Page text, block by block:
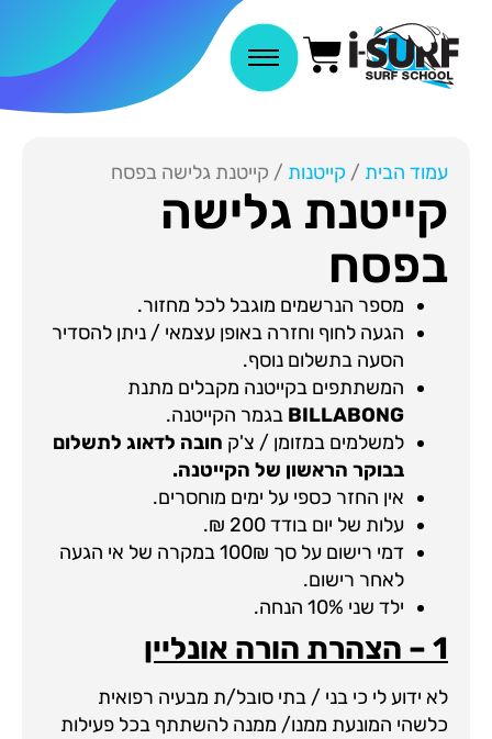
עמוד הבית / קייטנות / קייטנת גלישה בפסח
קייטנת גלישה
בפסח
מספר הנרשמים מוגבל לכל מחזור.
הגעה לחוף וחזרה באופן עצמאי / ניתן להסדיר
הסעה בתשלום נוסף.
המשתתפים בקייטנה מקבלים מתנת
BILLABONG בגמר הקייטנה.
למשלמים במזומן / צ'ק חובה לדאוג לתשלום
בבוקר הראשון של הקייטנה.
אין החזר כספי על ימים מוחסרים.
עלות של יום בודד 200 ₪.
דמי רישום על סך 100₪ במקרה של אי הגעה
לאחר רישום.
ילד שני 10% הנחה.
1 – הצהרת הורה אונליין
לא ידוע לי כי בני / בתי סובל/ת מבעיה רפואית
כלשהי המונעת ממנו/ ממנה להשתתף בכל פעילות